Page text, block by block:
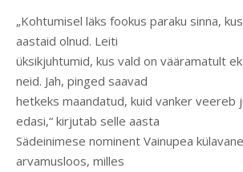
„Kohtumisel läks fookus paraku sinna,
aastaid olnud. Leiti
üksikjuhtumid, kus vald on vääramatult
neid. Jah, pinged saavad
hetkeks maandatud, kuid vanker veereb
edasi,“ kirjutab selle aasta
Sädeinimese nominent Vainupea
arvamusloos, milles